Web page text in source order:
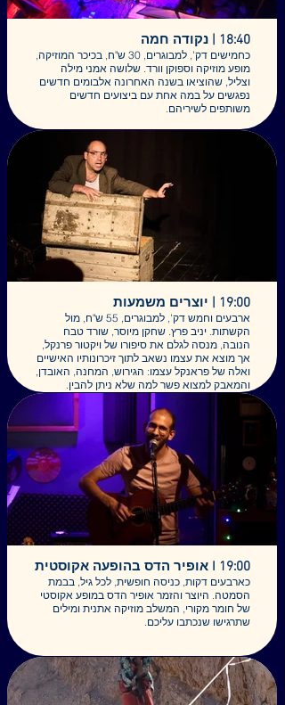
18:40 | נקודה חמה
כחמישים דק', למבוגרים, 30 ש"ח, בכיכר המוזיקה,
מופע מוזיקה וספוקן וורד. שלושה אמני מילה
וצליל, שהוציאו בשנה האחרונה אלבומים חדשים
נפגשים על במה אחת עם ביצועים חדשים
משותפים לשיריהם.
נעמה גרינשטיין - שירה, וספוקן-וורד
עם שירים מתוך "ג'ין טוניק", אלבום הבכורה
דניאל נחנסון - שירה, גיטרה וספוקן-וורד
"סולמות ונחשים" הוא האלבום הראשון של דניאל,
שמואל זלצר - שירה, גיטרה חשמלית וספוקן וורד
עם שירים מתוקים-מרירים מתוך אלבומו החמישי
"שוב הסתיו", בהפקת גיא רודוביץ'
19:00 | יוצרים משמעות
ארבעים וחמש דק', למבוגרים, 55 ש"ח, מול
הקשתות. יניב פרץ. שחקן מיוסר, שורד טבח
הנובה, מנסה לגלם את סיפורו של ויקטור פרנקל,
אך מוצא את עצמו נשאב לתוך זיכרונותיו האישיים
ואלה של פראנקל עצמו: הגירוש, המחנה, האובדן,
והמאבק למצוא פשר למה שלא ניתן להבין.
מה קורה לשחקן שמגלה שהסיפור שהוא אמור
לגלם – הוא בעצם סיפורו האישי? בהשראת הספר
"אדם מחפש משמעות" מאת ויקטור פרנקל
מסע תיאטרלי בין זיכרון, כאב ותקווה. בין הרצאה
להצגה, בין זיכרון לדמיון, בין סיפור חיים לבין
תפקיד על במה – נרקם מסע מטלטל של חיפוש
משמעות. המילים של פראנקל פוגשות את עיניו
של השחקן, את פחדיו, את הכאב שטרם נשכח,
ובעיקר – את הבחירה: האם להמשיך לספר, או
לוותר.
*המופע עלה לראשונה בפסטיבל יהודי לאמנויות
ב2024 של קבוצת התיאטרון הירושלמי
כתיבה: יניב פרץ ורונית אברהמוף-שפירא
משחק: יניב פרץ
בימוי: רונית אברהמוף-שפירא
קרדיט צילום: אלעד ברמי
19:00 I אופיר הדס בהופעה אקוסטית
כארבעים דקות, כניסה חופשית, לכל גיל, בבמת
הסמטה. היוצר והזמר אופיר הדס במופע אקוסטי
של חומר מקורי, המשלב מוזיקה אתנית ומילים
שתרגישו שנכתבו עליכם.